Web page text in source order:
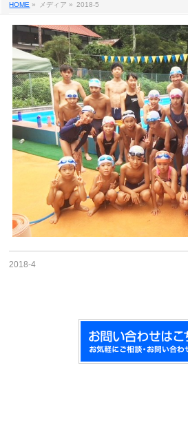
HOME » メディア » 2018-5
2018-4